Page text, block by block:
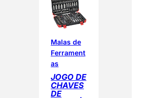
Malas de
Ferrament
as
JOGO DE
CHAVES
DE